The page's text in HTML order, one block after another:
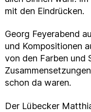
mit den Eindrücken.
Georg Feyerabend
und Kompositionen
von den Farben und
schon da waren.
Der Lübecker